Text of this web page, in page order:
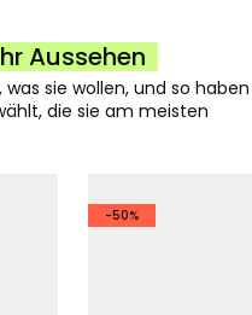
Aussehen
sie wollen, und so haben
die sie am meisten
-50%